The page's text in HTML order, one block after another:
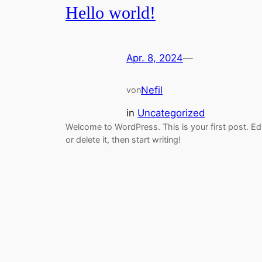
Hello world!
Apr. 8, 2024—
vonNefil
in Uncategorized
Welcome to WordPress. This is your first post.
or delete it, then start writing!